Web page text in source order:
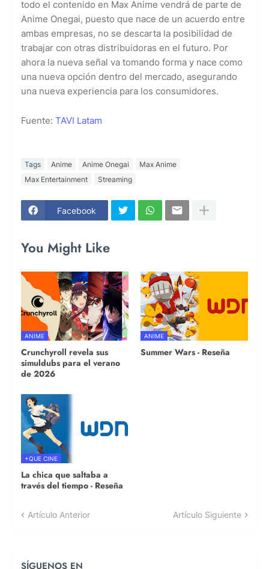
todo el contenido en Max Anime vendrá de parte de
Anime Onegai, puesto que nace de un acuerdo entre
ambas empresas, no se descarta la posibilidad de
trabajar con otras distribuidoras en el futuro. Por
ahora la nueva señal va tomando forma y nace como
una nueva opción dentro del mercado, asegurando
una nueva experiencia para los consumidores.
Fuente: TAVI Latam
Tags Anime Anime Onegai
Max Anime
Max Entertainment
Streaming
Facebook
You Might Like
ANIME
Crunchyroll revela sus
simuldubs para el verano
de 2026
ANIME
Summer Wars - Reseña
+QUE CINE
La chica que saltaba a
través del tiempo - Reseña
Artículo Anterior Artículo Siguiente
SÍGUENOS EN